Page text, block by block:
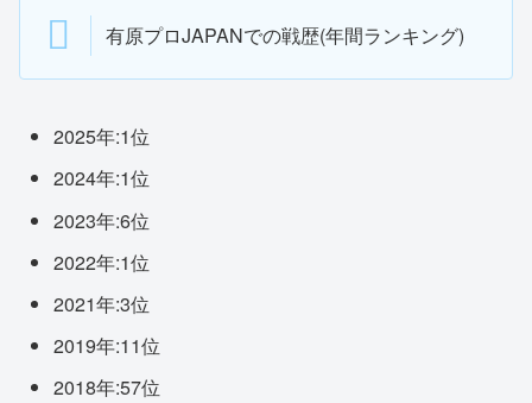
有原プロJAPANでの戦歴(年間ランキング)
2025年:1位
2024年:1位
2023年:6位
2022年:1位
2021年:3位
2019年:11位
2018年:57位